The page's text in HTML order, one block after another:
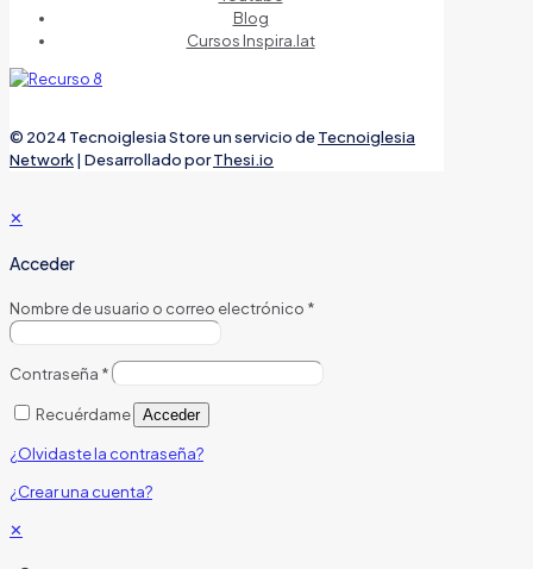
Blog
Cursos Inspira.lat
© 2024 Tecnoiglesia Store un servicio deTecnoiglesia
Network| Desarrollado porThesi.io
✕
Acceder
Nombre de usuario o correo electrónico *
Contraseña *
Recuérdame Acceder
¿Olvidaste la contraseña?
¿Crear una cuenta?
✕